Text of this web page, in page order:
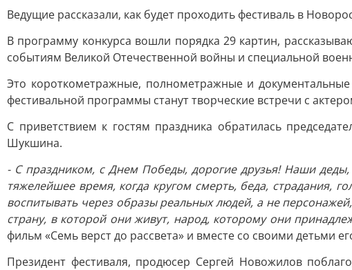
Ведущие рассказали, как будет проходить фестиваль в
В программу конкурса вошли порядка 29 картин,
событиям Великой Отечественной войны и специальной
Это короткометражные, полнометражные и
фестивальной программы станут творческие встречи с
С приветствием к гостям праздника обратилась
Шукшина.
- С праздником, с Днем Победы, дорогие друзья! Наши
тяжелейшее время, когда кругом смерть, беда, страдания,
воспитывать через образы реальных людей, а не
страну, в которой они живут, народ, которому они
фильм «Семь верст до рассвета» и вместе со своими детьми
Президент фестиваля, продюсер Сергей Новожилов